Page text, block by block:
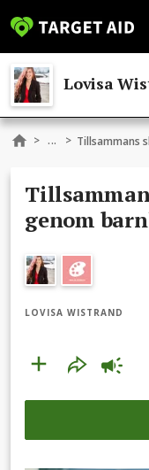
Lovisa
> ... > Tillsammans
genom
LOVISA WISTRAND